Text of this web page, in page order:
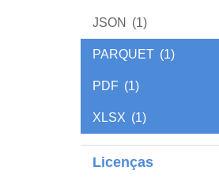
JSON (1)
PARQUET (1)
PDF (1)
XLSX (1)
Licenças